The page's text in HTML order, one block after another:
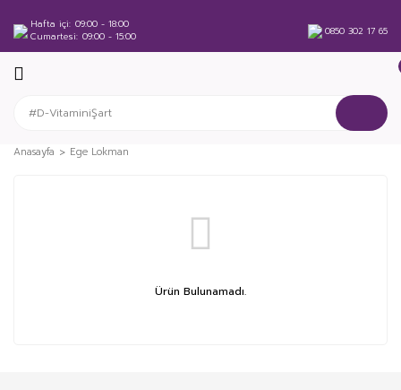
Hafta içi 09:00 - 18:00
Cumartesi 09:00 - 15:00 0850 302 17 65
Anasayfa Ege Lokman
Ürün Bulunamadı.